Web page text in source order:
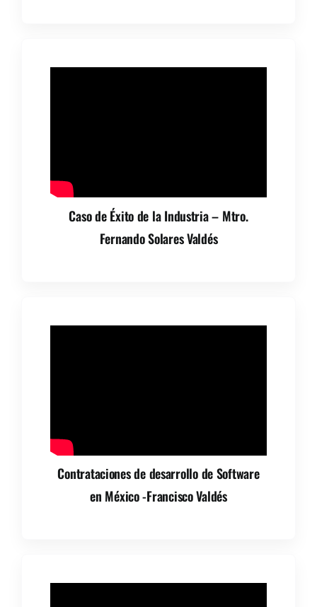
Caso de Éxito de la Industria – Mtro.
Fernando Solares Valdés
Contrataciones de desarrollo de Software
en México -Francisco Valdés